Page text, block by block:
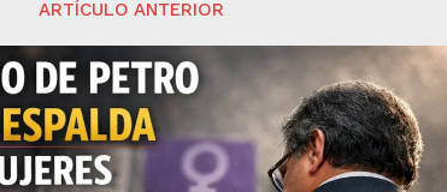
ARTÍCULO ANTERIOR